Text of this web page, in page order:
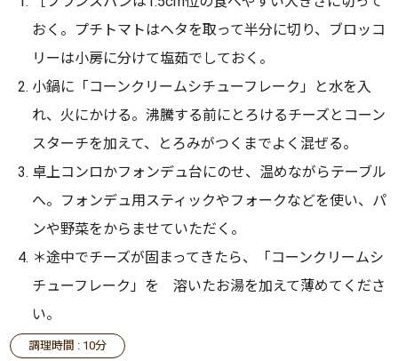
おく。プチトマトはヘタを取って半分に切り、ブロッコ
リーは小房に分けて塩茹でしておく。
小鍋に「コーンクリームシチューフレーク」と水を入
れ、火にかける。沸騰する前にとろけるチーズとコーン
スターチを加えて、とろみがつくまでよく混ぜる。
卓上コンロかフォンデュ台にのせ、温めながらテーブル
へ。フォンデュ用スティックやフォークなどを使い、パ
ンや野菜をからませていただく。
＊途中でチーズが固まってきたら、「コーンクリームシ
チューフレーク」を 溶いたお湯を加えて薄めてくださ
い。
調理時間 : 10分